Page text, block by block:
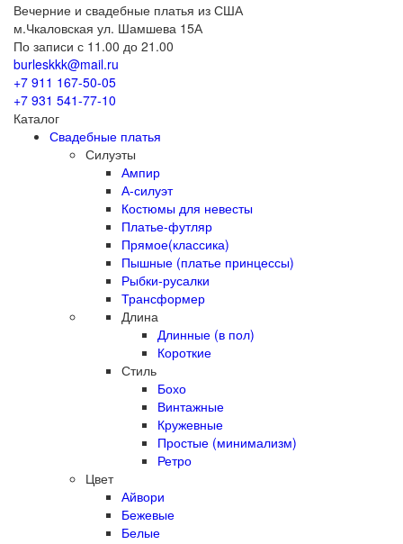
Вечерние и свадебные платья из США
м.Чкаловская ул. Шамшева 15А
По записи с 11.00 до 21.00
burleskkk@mail.ru
+7 911 167-50-05
+7 931 541-77-10
Каталог
Свадебные платья
Силуэты
Ампир
А-силуэт
Костюмы для невесты
Платье-футляр
Прямое(классика)
Пышные (платье принцессы)
Рыбки-русалки
Трансформер
Длина
Длинные (в пол)
Короткие
Стиль
Бохо
Винтажные
Кружевные
Простые (минимализм)
Ретро
Цвет
Айвори
Бежевые
Белые